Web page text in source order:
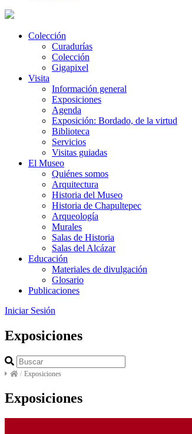
Colección
Curadurías
Colección
Gigapixel
Visita
Información general
Exposiciones
Agenda
Exposición: Bordado, de la virtud
Biblioteca
Servicios
Visitas guiadas
El Museo
Quiénes somos
Arquitectura
Historia del Museo
Historia de Chapultepec
Arqueología
Murales
Salas de Historia
Salas del Alcázar
Educación
Materiales de divulgación
Glosario
Publicaciones
Iniciar Sesión
Exposiciones
/ Exposiciones
Exposiciones